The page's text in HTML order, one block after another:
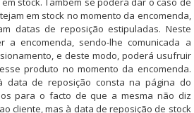
em stock no momento da encomenda,
datas de reposição estipuladas. Neste
a encomenda, sendo-lhe comunicada a
e deste modo, poderá usufruir
produto no momento da encomenda.
data de reposição consta na página do
para o facto de que a mesma não diz
cliente, mas à data de reposição de stock